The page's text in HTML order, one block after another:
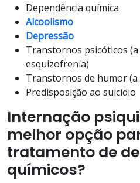
Dependência química
Alcoolismo
Depressão
Transtornos psicóticos (a
esquizofrenia)
Transtornos de humor
Predisposição ao suicídio
Internação
melhor opção
tratamento de
químicos?